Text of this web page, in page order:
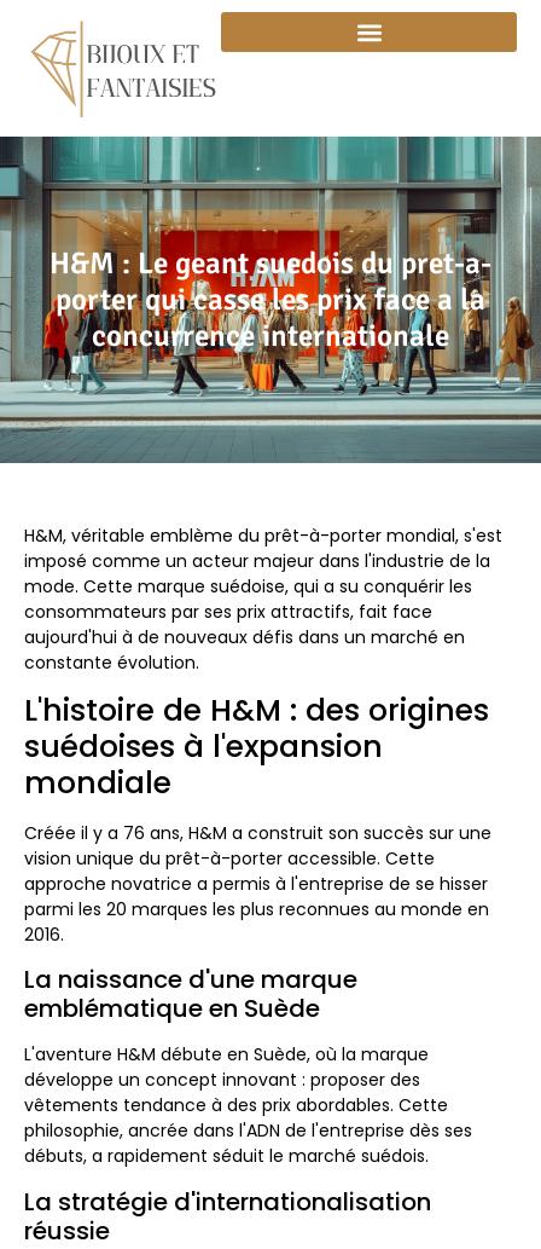
H&M : Le geant suedois du pret-a-
porter qui casse les prix face a la
concurrence internationale
H&M, véritable emblème du prêt-à-porter mondial, s'est
imposé comme un acteur majeur dans l'industrie de la
mode. Cette marque suédoise, qui a su conquérir les
consommateurs par ses prix attractifs, fait face
aujourd'hui à de nouveaux défis dans un marché en
constante évolution.
L'histoire de H&M : des origines
suédoises à l'expansion
mondiale
Créée il y a 76 ans, H&M a construit son succès sur une
vision unique du prêt-à-porter accessible. Cette
approche novatrice a permis à l'entreprise de se hisser
parmi les 20 marques les plus reconnues au monde en
2016.
La naissance d'une marque
emblématique en Suède
L'aventure H&M débute en Suède, où la marque
développe un concept innovant : proposer des
vêtements tendance à des prix abordables. Cette
philosophie, ancrée dans l'ADN de l'entreprise dès ses
débuts, a rapidement séduit le marché suédois.
La stratégie d'internationalisation
réussie